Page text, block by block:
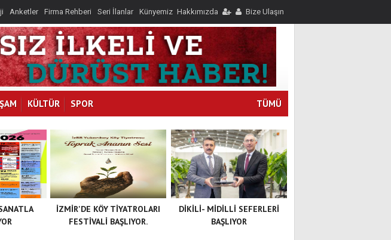
Anketler Firma Rehberi Seri İlanlar Künyemiz Hakkımızda Bize Ulaşın
KÜLTÜR SPOR TÜMÜ
DİKİLİ- MİDİLLİ SEFERLERİ
BAŞLIYOR
İZMİR'DE KÖY TİYATROLARI
FESTİVALİ BAŞLIYOR.